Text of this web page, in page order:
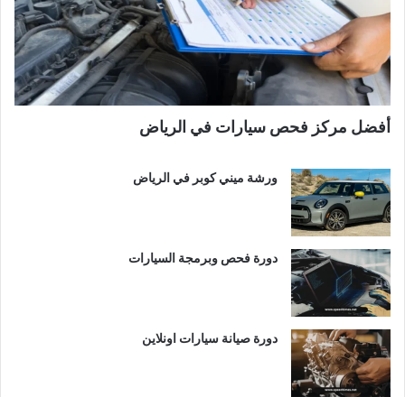
أفضل مركز فحص سيارات في الرياض
ورشة ميني كوبر في الرياض
دورة فحص وبرمجة السيارات
دورة صيانة سيارات اونلاين